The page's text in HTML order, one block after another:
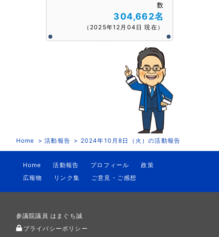
数
304,662名
（2025年12月04日 現在）
Home 活動報告 2024年10月8日（火）の活動報告
Home 活動報告 プロフィール
政策
広報物
リンク集 ご意見・ご感想
参議院議員 はまぐち誠
プライバシーポリシー